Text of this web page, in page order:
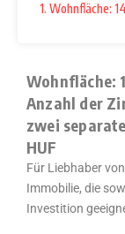
1. Wohnfläche:
Wohnfläche:
Anzahl der
zwei
HUF
Für Liebhaber
Immobilie, die
Investition